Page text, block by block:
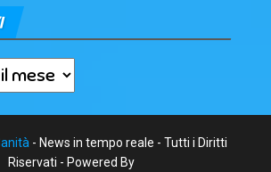
- News in tempo reale - Tutti i Diritti
Riservati - Powered By